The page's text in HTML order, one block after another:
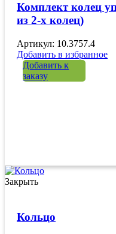
Комплект колец
из 2-х колец)
Артикул: 10.3757.4
Добавить в избранное
Добавить к
заказу
Закрыть
Кольцо